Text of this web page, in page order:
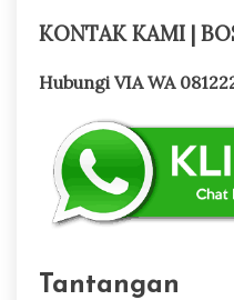
KONTAK KAMI |
Hubungi VIA WA